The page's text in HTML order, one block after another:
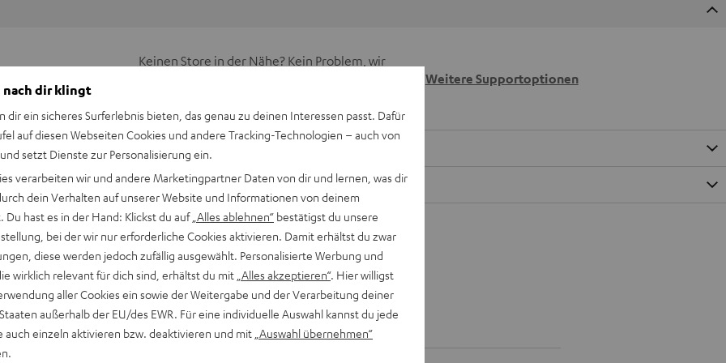
Keinen Store in der Nähe? Kein Problem, wir
Weitere Supportoptionen
Shirt "Casual" Friday" (S)
nach dir klingt
dir ein sicheres Surferlebnis bieten, das genau zu deinen Interessen passt. Dafür
auf diesen Webseiten Cookies und andere Tracking-Technologien – auch von
setzt Dienste zur Personalisierung ein.
verarbeiten wir und andere Marketingpartner Daten von dir und lernen, was dir
dein Verhalten auf unserer Website und Informationen von deinem
Du hast es in der Hand: Klickst du auf „Alles ablehnen“ bestätigst du unsere
bei der wir nur erforderliche Cookies aktivieren. Damit erhältst du zwar
diese werden jedoch zufällig ausgewählt. Personalisierte Werbung und
wirklich relevant für dich sind, erhältst du mit „Alles akzeptieren“. Hier willigst
aller Cookies ein sowie der Weitergabe und der Verarbeitung deiner
außerhalb der EU/des EWR. Für eine individuelle Auswahl kannst du jede
auch einzeln aktivieren bzw. deaktivieren und mit „Auswahl übernehmen“